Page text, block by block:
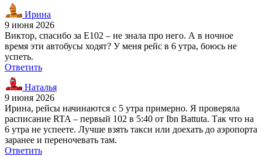
Ирина
9 июня 2026
Виктор, спасибо за E102 – не знала про него. А в ночное
время эти автобусы ходят? У меня рейс в 6 утра, боюсь не
успеть.
Ответить
Наталья
9 июня 2026
Ирина, рейсы начинаются с 5 утра примерно. Я проверяла
расписание RTA – первый 102 в 5:40 от Ibn Battuta. Так что на
6 утра не успеете. Лучше взять такси или доехать до аэропорта
заранее и переночевать там.
Ответить